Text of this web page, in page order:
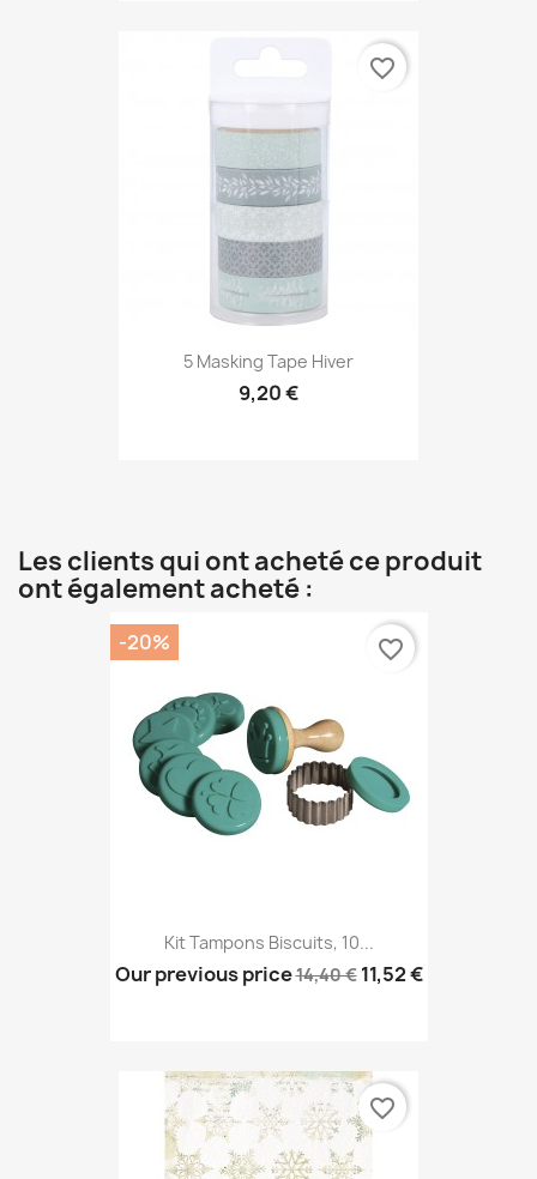
5 Masking Tape Hiver
9,20 €
favorite_border
Les clients qui ont acheté ce produit
ont également acheté :
Kit Tampons Biscuits, 10...
Our previous price14,40 € 11,52 €
-20% favorite_border
favorite_border